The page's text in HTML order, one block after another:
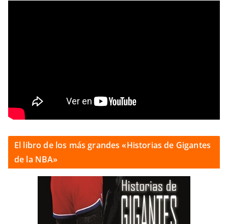
El libro de los más grandes «Historias de Gigantes
de la NBA»